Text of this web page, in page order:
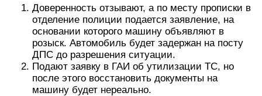
Доверенность отзывают, а по месту прописки в
отделение полиции подается заявление, на
основании которого машину объявляют в
розыск. Автомобиль будет задержан на посту
ДПС до разрешения ситуации.
Подают заявку в ГАИ об утилизации ТС, но
после этого восстановить документы на
машину будет нереально.